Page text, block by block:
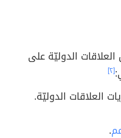
الدوليّة على
[٢]
العلاقات الدوليّة.
.